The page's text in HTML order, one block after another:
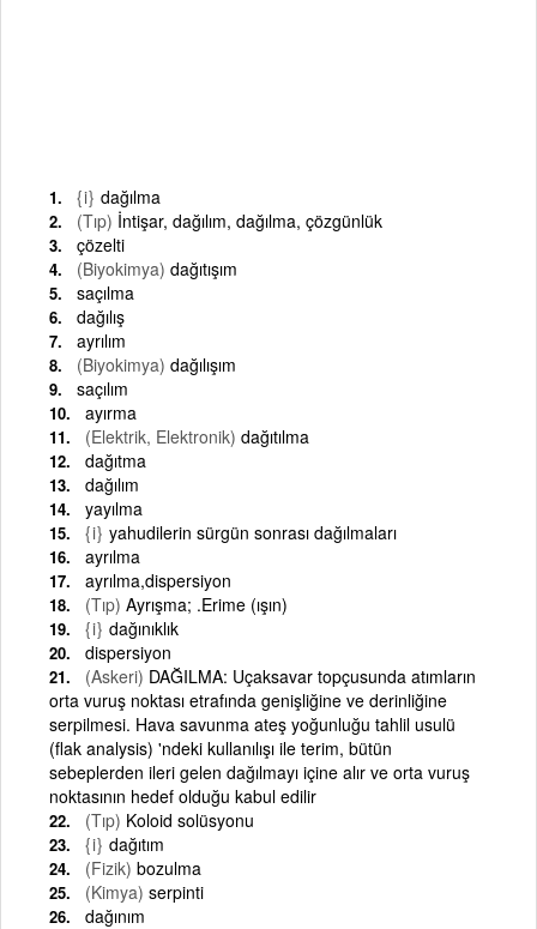
{i} dağılma
(Tıp) İntişar, dağılım, dağılma, çözgünlük
çözelti
(Biyokimya) dağıtışım
saçılma
dağılış
ayrılım
(Biyokimya) dağılışım
saçılım
ayırma
(Elektrik, Elektronik) dağıtılma
dağıtma
dağılım
yayılma
{i} yahudilerin sürgün sonrası dağılmaları
ayrılma
ayrılma,dispersiyon
(Tıp) Ayrışma; .Erime (ışın)
{i} dağınıklık
dispersiyon
(Askeri) DAĞILMA: Uçaksavar topçusunda atımların
orta vuruş noktası etrafında genişliğine ve derinliğine
serpilmesi. Hava savunma ateş yoğunluğu tahlil usulü
(flak analysis) 'ndeki kullanılışı ile terim, bütün
sebeplerden ileri gelen dağılmayı içine alır ve orta vuruş
noktasının hedef olduğu kabul edilir
(Tıp) Koloid solüsyonu
{i} dağıtım
(Fizik) bozulma
(Kimya) serpinti
dağınım